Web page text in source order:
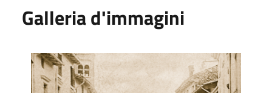
Galleria d'immagini
Foto Storica